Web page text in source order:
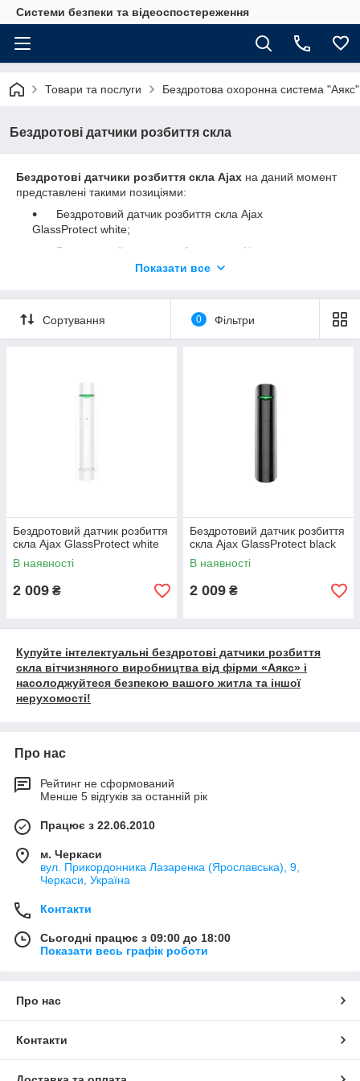
Системи безпеки та відеоспостереження
Товари та послуги Бездротова охоронна система "Аякс"
Бездротові датчики розбиття скла
Бездротові датчики розбиття скла Ajax на даний момент
представлені такими позиціями:
Бездротовий датчик розбиття скла Ajax
GlassProtect white;
Бездротовий датчик розбиття скла Ajax
Показати все
Сортування 0 Фільтри
Бездротовий датчик розбиття
скла Ajax GlassProtect white
В наявності
2 009 ₴
Бездротовий датчик розбиття
скла Ajax GlassProtect black
В наявності
2 009 ₴
Купуйте інтелектуальні бездротові датчики розбиття
скла вітчизняного виробництва від фірми «Аякс» і
насолоджуйтеся безпекою вашого житла та іншої
нерухомості!
Про нас
Рейтинг не сформований
Менше 5 відгуків за останній рік
Працює з 22.06.2010
м. Черкаси
вул. Прикордонника Лазаренка (Ярославська), 9,
Черкаси, Україна
Контакти
Сьогодні працює з 09:00 до 18:00
Показати весь графік роботи
Про нас
Контакти